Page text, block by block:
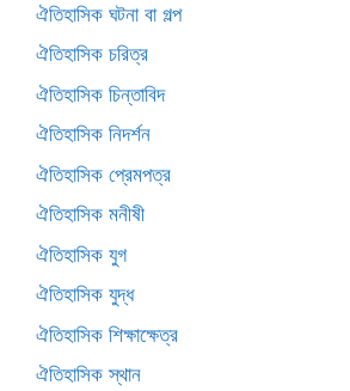
ঐতিহাসিক ঘটনা বা গল্প
ঐতিহাসিক চরিত্র
ঐতিহাসিক চিন্তাবিদ
ঐতিহাসিক নিদর্শন
ঐতিহাসিক প্রেমপত্র
ঐতিহাসিক মনীষী
ঐতিহাসিক যুগ
ঐতিহাসিক যুদ্ধ
ঐতিহাসিক শিক্ষাক্ষেত্র
ঐতিহাসিক স্থান